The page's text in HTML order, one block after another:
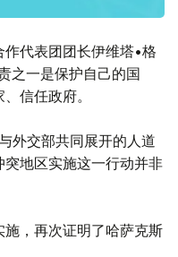
代表团团长伊维塔•格
之一是保护自己的国
信任政府。
外交部共同展开的人道
地区实施这一行动并非
，再次证明了哈萨克斯